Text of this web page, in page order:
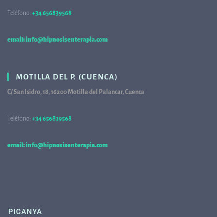
Teléfono: +34 656839568
email: info@hipnosisenterapia.com
MOTILLA DEL P. (CUENCA)
C/ San Isidro, 18, 16200 Motilla del Palancar, Cuenca
Teléfono: +34 656839568
email: info@hipnosisenterapia.com
PICANYA